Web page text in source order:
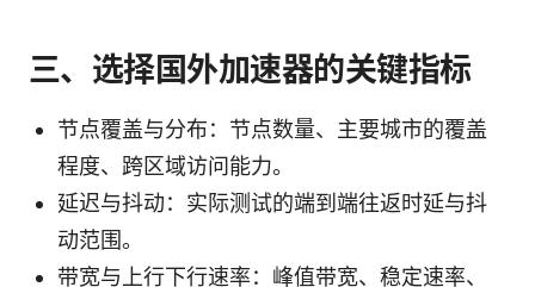
三、选择国外加速器的关键指标
节点覆盖与分布：节点数量、主要城市的覆盖
程度、跨区域访问能力。
延迟与抖动：实际测试的端到端往返时延与抖
动范围。
带宽与上行下行速率：峰值带宽、稳定速率、